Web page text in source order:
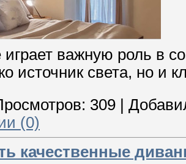
важную роль в
источник света, но и
309
(0)
качественные